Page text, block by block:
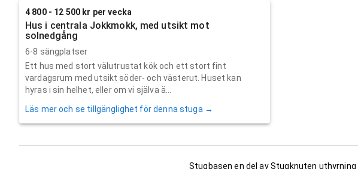
4 800 - 12 500 kr per vecka
Hus i centrala Jokkmokk, med utsikt mot
solnedgång
6-8 sängplatser
Ett hus med stort välutrustat kök och ett stort fint
vardagsrum med utsikt söder- och västerut. Huset kan
hyras i sin helhet, eller om vi själva ä...
Läs mer och se tillgänglighet för denna stuga →
Stugbasen en del av Stugknuten